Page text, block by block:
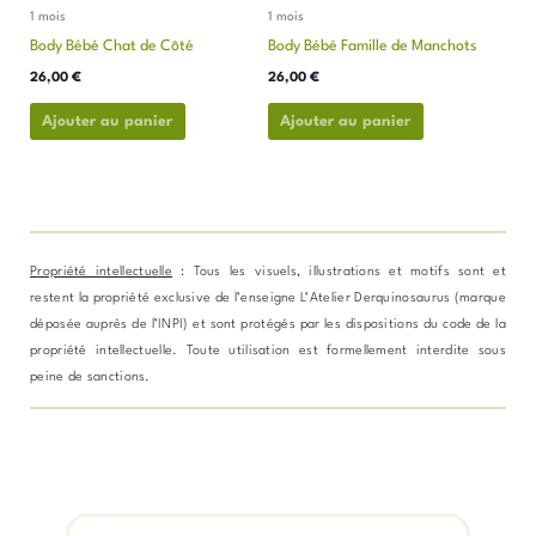
1 mois
Body Bébé Chat de Côté
26,00 €
Ajouter au panier
sur
page
1 mois
Body Bébé Famille de Manchots
26,00 €
Ajouter au panier
sur
page
Propriété intellectuelle : Tous les visuels, illustrations et motifs sont et
restent la propriété exclusive de l’enseigne L’Atelier Derquinosaurus (marque
déposée auprès de l’INPI) et sont protégés par les dispositions du code de la
propriété intellectuelle. Toute utilisation est formellement interdite sous
peine de sanctions.